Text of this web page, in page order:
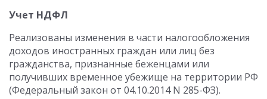
Учет НДФЛ
Реализованы изменения в части налогообложения
доходов иностранных граждан или лиц без
гражданства, признанные беженцами или
получивших временное убежище на территории РФ
(Федеральный закон от 04.10.2014 N 285-ФЗ).